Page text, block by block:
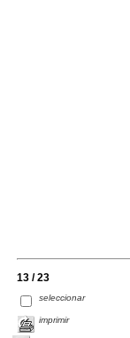
13 / 23
seleccionar
imprimir